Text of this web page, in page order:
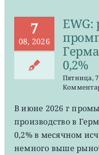
7
08, 2026
EWG:
0,2%
Пятница, 7
В июне 2026 г
производство в
0,2% в месячном
немного выше